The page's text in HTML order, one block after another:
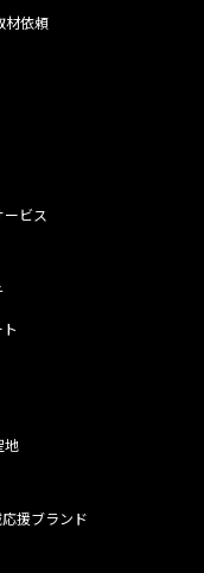
材依頼
ビス
地
援ブランド